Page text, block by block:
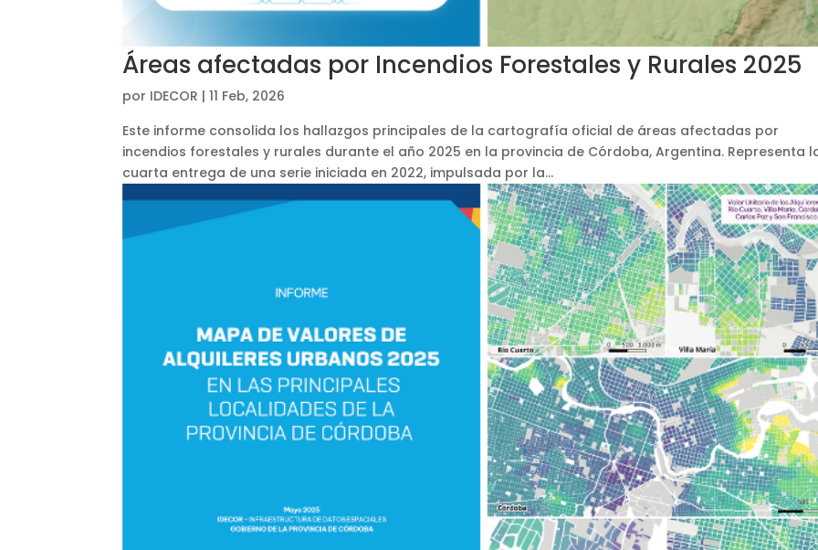
Áreas afectadas por Incendios Forestales y Rurales 2025
por IDECOR |11 Feb, 2026
Este informe consolida los hallazgos principales de la cartografía oficial de áreas afectadas por
incendios forestales y rurales durante el año 2025 en la provincia de Córdoba, Argentina. Representa
cuarta entrega de una serie iniciada en 2022, impulsada por la...